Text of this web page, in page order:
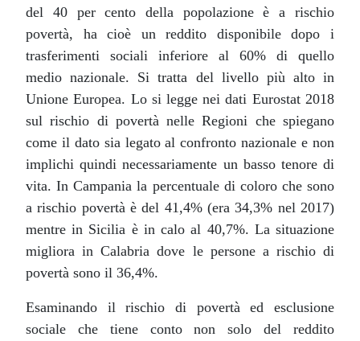
del 40 per cento della popolazione è a rischio
povertà, ha cioè un reddito disponibile dopo i
trasferimenti sociali inferiore al 60% di quello
medio nazionale. Si tratta del livello più alto in
Unione Europea. Lo si legge nei dati Eurostat 2018
sul rischio di povertà nelle Regioni che spiegano
come il dato sia legato al confronto nazionale e non
implichi quindi necessariamente un basso tenore di
vita. In Campania la percentuale di coloro che sono
a rischio povertà è del 41,4% (era 34,3% nel 2017)
mentre in Sicilia è in calo al 40,7%. La situazione
migliora in Calabria dove le persone a rischio di
povertà sono il 36,4%.
Esaminando il rischio di povertà ed esclusione
sociale che tiene conto non solo del reddito